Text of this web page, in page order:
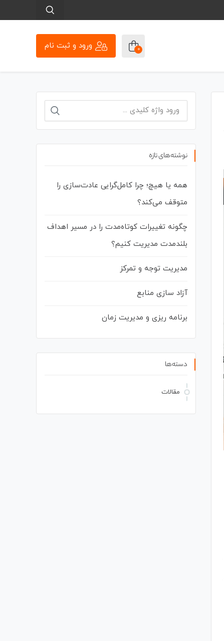
0 ورود و ثبت نام
نوشته‌های تازه
همه یا هیچ؛ چرا کامل‌گرایی عادت‌سازی را
متوقف می‌کند؟
چگونه تغییرات کوتاه‌مدت را در مسیر اهداف
بلندمدت مدیریت کنیم؟
مدیریت توجه و تمرکز
آزاد سازی منابع
برنامه ریزی و مدیریت زمان
دسته‌ها
مقالات